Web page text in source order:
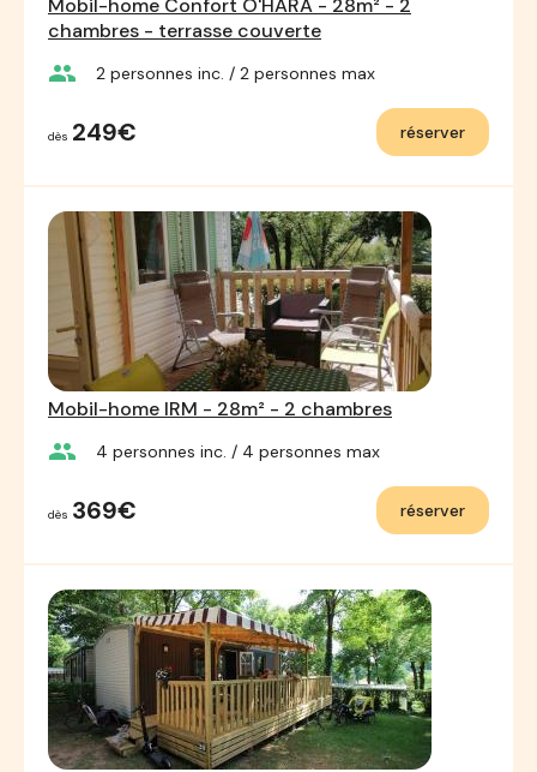
chambres - terrasse couverte
group 2 personnes inc. / 2 personnes max
dès 249€ réserver
Mobil-home IRM - 28m² - 2 chambres
group 4 personnes inc. / 4 personnes max
dès 369€ réserver